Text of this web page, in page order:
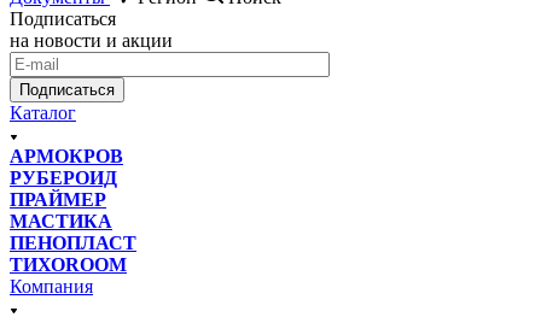
Подписаться
на новости и акции
Подписаться
Каталог
АРМОКРОВ
РУБЕРОИД
ПРАЙМЕР
МАСТИКА
ПЕНОПЛАСТ
ТИХОROOM
Компания